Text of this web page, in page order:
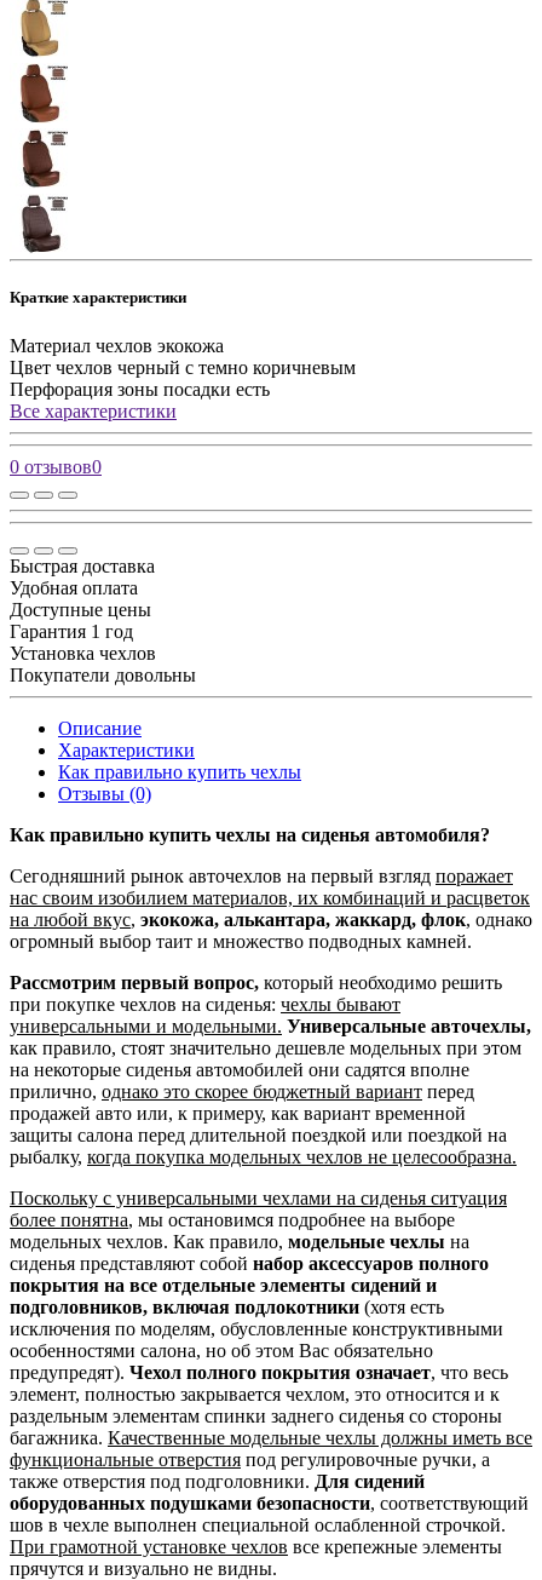
Краткие характеристики
Материал чехлов экокожа
Цвет чехлов черный с темно коричневым
Перфорация зоны посадки есть
Все характеристики
0 отзывов0
Быстрая доставка
Удобная оплата
Доступные цены
Гарантия 1 год
Установка чехлов
Покупатели довольны
Описание
Характеристики
Как правильно купить чехлы
Отзывы (0)
Как правильно купить чехлы на сиденья автомобиля?
Сегодняшний рынок авточехлов на первый взгляд поражает
нас своим изобилием материалов, их комбинаций и расцветок
на любой вкус, экокожа, алькантара, жаккард, флок, однако
огромный выбор таит и множество подводных камней.
Рассмотрим первый вопрос, который необходимо решить
при покупке чехлов на сиденья: чехлы бывают
универсальными и модельными. Универсальные авточехлы,
как правило, стоят значительно дешевле модельных при этом
на некоторые сиденья автомобилей они садятся вполне
прилично, однако это скорее бюджетный вариант перед
продажей авто или, к примеру, как вариант временной
защиты салона перед длительной поездкой или поездкой на
рыбалку, когда покупка модельных чехлов не целесообразна.
Поскольку с универсальными чехлами на сиденья ситуация
более понятна, мы остановимся подробнее на выборе
модельных чехлов. Как правило, модельные чехлы на
сиденья представляют собой набор аксессуаров полного
покрытия на все отдельные элементы сидений и
подголовников, включая подлокотники (хотя есть
исключения по моделям, обусловленные конструктивными
особенностями салона, но об этом Вас обязательно
предупредят). Чехол полного покрытия означает, что весь
элемент, полностью закрывается чехлом, это относится и к
раздельным элементам спинки заднего сиденья со стороны
багажника. Качественные модельные чехлы должны иметь все
функциональные отверстия под регулировочные ручки, а
также отверстия под подголовники. Для сидений
оборудованных подушками безопасности, соответствующий
шов в чехле выполнен специальной ослабленной строчкой.
При грамотной установке чехлов все крепежные элементы
прячутся и визуально не видны.